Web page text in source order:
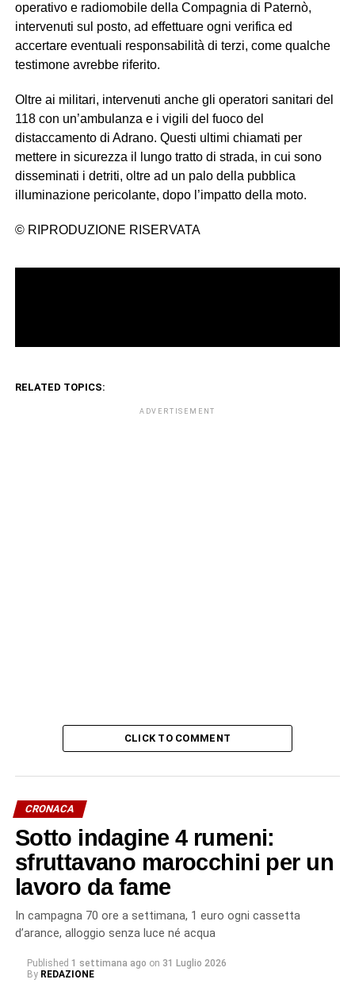
operativo e radiomobile della Compagnia di Paternò,
intervenuti sul posto, ad effettuare ogni verifica ed
accertare eventuali responsabilità di terzi, come qualche
testimone avrebbe riferito.
Oltre ai militari, intervenuti anche gli operatori sanitari del
118 con un’ambulanza e i vigili del fuoco del
distaccamento di Adrano. Questi ultimi chiamati per
mettere in sicurezza il lungo tratto di strada, in cui sono
disseminati i detriti, oltre ad un palo della pubblica
illuminazione pericolante, dopo l’impatto della moto.
© RIPRODUZIONE RISERVATA
RELATED TOPICS:
ADVERTISEMENT
CLICK TO COMMENT
CRONACA
Sotto indagine 4 rumeni:
sfruttavano marocchini per un
lavoro da fame
In campagna 70 ore a settimana, 1 euro ogni cassetta
d’arance, alloggio senza luce né acqua
Published 1 settimana ago on 31 Luglio 2026
By REDAZIONE